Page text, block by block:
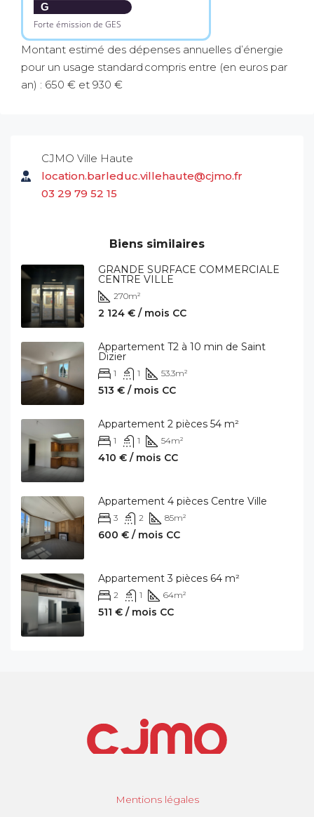
G
Forte émission de GES
Montant estimé des dépenses annuelles d’énergie
pour un usage standard compris entre (en euros par
an) : 650 € et 930 €
CJMO Ville Haute
location.barleduc.villehaute@cjmo.fr
03 29 79 52 15
Biens similaires
GRANDE SURFACE COMMERCIALE
CENTRE VILLE
270m²
2 124 € / mois CC
Appartement T2 à 10 min de Saint
Dizier
1 1 53.3m²
513 € / mois CC
Appartement 2 pièces 54 m²
1 1 54m²
410 € / mois CC
Appartement 4 pièces Centre Ville
3 2 85m²
600 € / mois CC
Appartement 3 pièces 64 m²
2 1 64m²
511 € / mois CC
Mentions légales